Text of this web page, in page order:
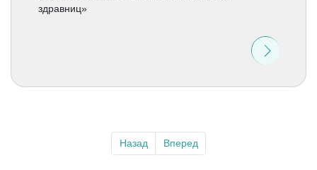
здравниц»
Назад Вперед